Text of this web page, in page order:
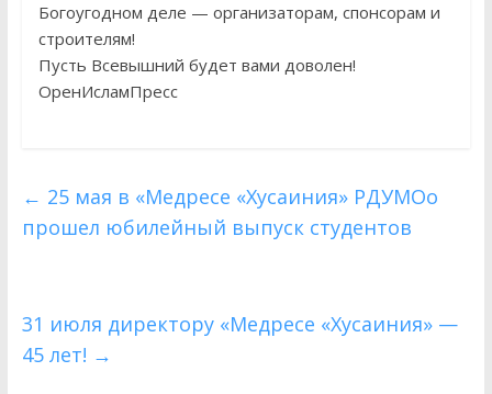
мечети г. Оренбурга и в «Медресе
Богоугодном деле — организаторам, спонсорам и
строителям!
Пусть Всевышний будет вами доволен!
ОренИсламПресс
← 25 мая в «Медресе «Хусаиния» РДУМОо
прошел юбилейный выпуск студентов
31 июля директору «Медресе «Хусаиния» —
45 лет! →